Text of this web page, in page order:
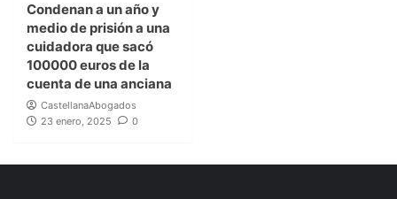
Condenan a un año y
medio de prisión a una
cuidadora que sacó
100000 euros de la
cuenta de una anciana
CastellanaAbogados
23 enero, 2025
0